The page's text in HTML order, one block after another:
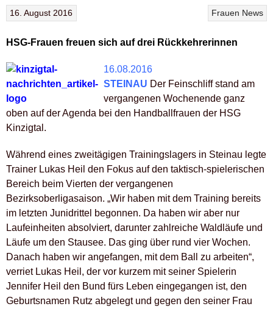
Frauen News
16. August 2016
HSG-Frauen freuen sich auf drei Rückkehrerinnen
16.08.2016
STEINAU Der Feinschliff stand am
vergangenen Wochenende ganz
oben auf der Agenda bei den Handballfrauen der HSG
Kinzigtal.
Während eines zweitägigen Trainingslagers in Steinau legte
Trainer Lukas Heil den Fokus auf den taktisch-spielerischen
Bereich beim Vierten der vergangenen
Bezirksoberligasaison. „Wir haben mit dem Training bereits
im letzten Junidrittel begonnen. Da haben wir aber nur
Laufeinheiten absolviert, darunter zahlreiche Waldläufe und
Läufe um den Stausee. Das ging über rund vier Wochen.
Danach haben wir angefangen, mit dem Ball zu arbeiten“,
verriet Lukas Heil, der vor kurzem mit seiner Spielerin
Jennifer Heil den Bund fürs Leben eingegangen ist, den
Geburtsnamen Rutz abgelegt und gegen den seiner Frau